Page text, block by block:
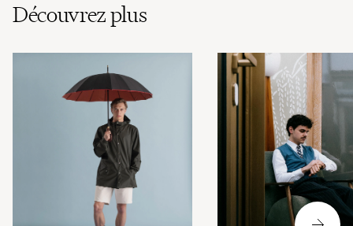
Découvrez plus